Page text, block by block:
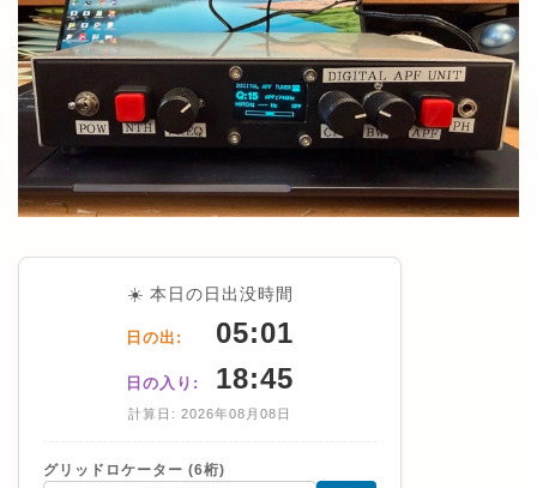
☀️ 本日の日出没時間
日の出: 05:01
日の入り: 18:45
計算日: 2026年08月08日
グリッドロケーター (6桁)